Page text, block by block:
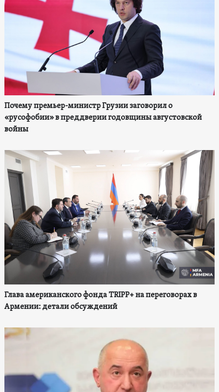
Почему премьер-министр Грузии заговорил о
«русофобии» в преддверии годовщины августовской
войны
Глава американского фонда TRIPP+ на переговорах в
Армении: детали обсуждений